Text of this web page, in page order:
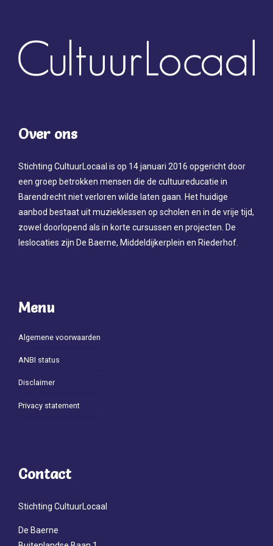
Over ons
Stichting CultuurLocaal is op 14 januari 2016 opgericht door
een groep betrokken mensen die de cultuureducatie in
Barendrecht niet verloren wilde laten gaan. Het huidige
aanbod bestaat uit muzieklessen op scholen en in de vrije tijd,
zowel doorlopend als in korte cursussen en projecten. De
leslocaties zijn De Baerne, Middeldijkerplein en Riederhof.
Menu
Algemene voorwaarden
ANBI status
Disclaimer
Privacy statement
Contact
Stichting CultuurLocaal
De Baerne